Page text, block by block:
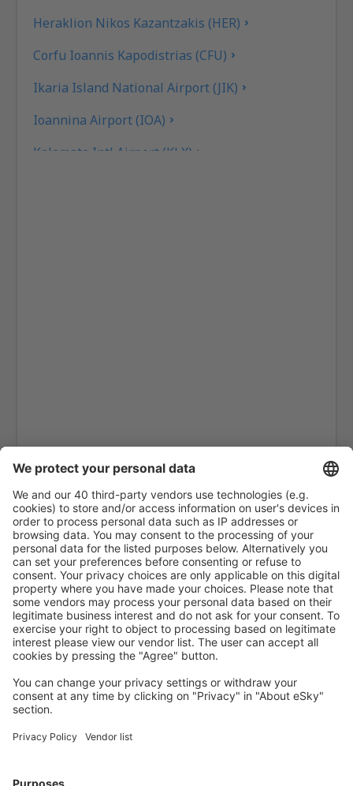
Heraklion Nikos Kazantzakis (HER)
Corfu Ioannis Kapodistrias (CFU)
Ikaria Island National Airport (JIK)
Ioannina Airport (IOA)
Kalamata Intl Airport (KLX)
Kozani Airport (KZI)
Lemnos Airport (LXS)
Leros Island Airport (LRS)
Thessaloniki Makedonia (SKG)
Milos National Airport (MLO)
Mykonos Airport (JMK)
Mitylena Intl Airport (MJT)
Volos Nea Anchialos (VOL)
Paros Airport (PAS)